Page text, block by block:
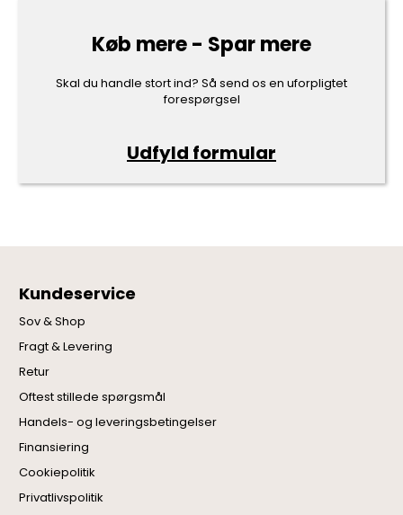
Køb mere - Spar mere
Skal du handle stort ind? Så send os en uforpligtet
forespørgsel
Udfyld formular
Kundeservice
Sov & Shop
Fragt & Levering
Retur
Oftest stillede spørgsmål
Handels- og leveringsbetingelser
Finansiering
Cookiepolitik
Privatlivspolitik